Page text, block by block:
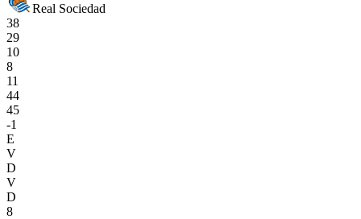
Real Sociedad
38
29
10
8
11
44
45
-1
E
V
D
V
D
8